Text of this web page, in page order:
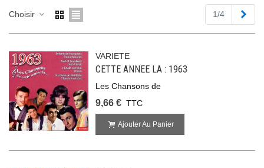
Choisir 1/4
VARIETE
CETTE ANNEE LA : 1963
Les Chansons de
9,66 € TTC
Ajouter Au Panier